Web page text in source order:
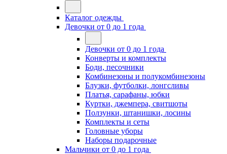
Каталог одежды
Девочки от 0 до 1 года
Девочки от 0 до 1 года
Конверты и комплекты
Боди, песочники
Комбинезоны и полукомбинезоны
Блузки, футболки, лонгсливы
Платья, сарафаны, юбки
Куртки, джемпера, свитшоты
Ползунки, штанишки, лосины
Комплекты и сеты
Головные уборы
Наборы подарочные
Мальчики от 0 до 1 года